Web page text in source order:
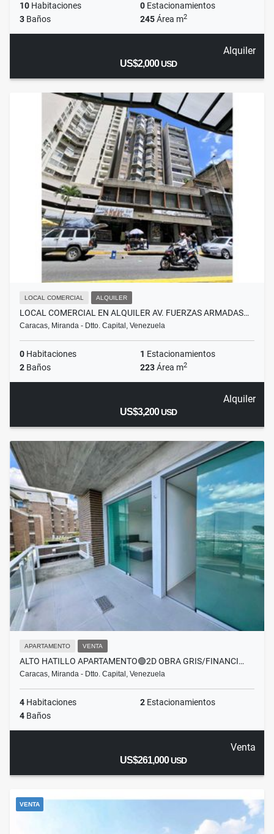
10 Habitaciones 0 Estacionamientos
3 Baños 245Área m2
Alquiler
US$2,000USD
LOCAL COMERCIAL ALQUILER
LOCAL COMERCIAL EN ALQUILER AV. FUERZAS ARMADAS…
Caracas, Miranda - Dtto. Capital, Venezuela
0 Habitaciones 1 Estacionamientos
2 Baños 223Área m2
Alquiler
US$3,200USD
APARTAMENTO VENTA
ALTO HATILLO APARTAMENTO🟢2D OBRA GRIS/FINANCI…
Caracas, Miranda - Dtto. Capital, Venezuela
4 Habitaciones 2 Estacionamientos
4 Baños
Venta
US$261,000USD
VENTA